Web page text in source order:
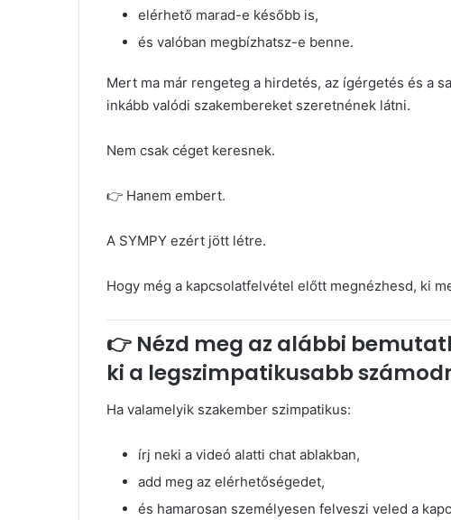
elérhető marad-e később is,
és valóban megbízhatsz-e benne.
Mert ma már rengeteg a hirdetés, az ígérgetés és a
inkább valódi szakembereket szeretnének látni.
Nem csak céget keresnek.
👉 Hanem embert.
A SYMPY ezért jött létre.
Hogy még a kapcsolatfelvétel előtt megnézhesd, ki
👉 Nézd meg az alábbi
ki a legszimpatikusabb
Ha valamelyik szakember szimpatikus:
írj neki a videó alatti chat ablakban,
add meg az elérhetőségedet,
és hamarosan személyesen felveszi veled a